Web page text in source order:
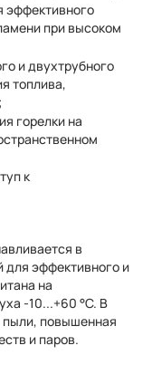
эффективного
при высоком
и двухтрубного
топлива,
горелки на
к
в
для эффективного и
на
-10...+60 °C. В
пыли, повышенная
и паров.